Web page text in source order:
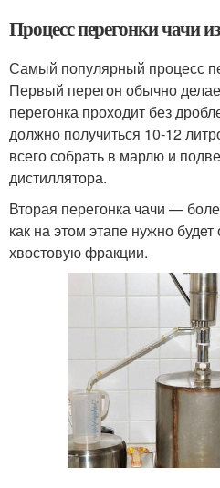
Процесс перегонки чачи
Самый популярный процесс
Первый перегон обычно
перегонка проходит без
должно получиться 10-12
всего собрать в марлю и
дистиллятора.
Вторая перегонка чачи —
как на этом этапе нужно
хвостовую фракции.